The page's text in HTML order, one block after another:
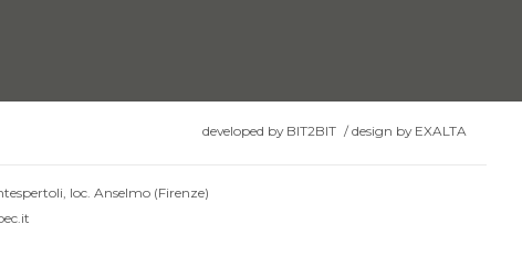
developed by BIT2BIT /design by EXALTA
loc. Anselmo (Firenze)